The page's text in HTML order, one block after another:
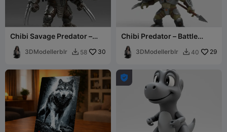
Chibi Savage Predator –
Berserker Hunt Collectible
Figurine3DModellerblr  58 30
Chibi Predator – Battle
Ready Edition
3DModellerblr  40 29
